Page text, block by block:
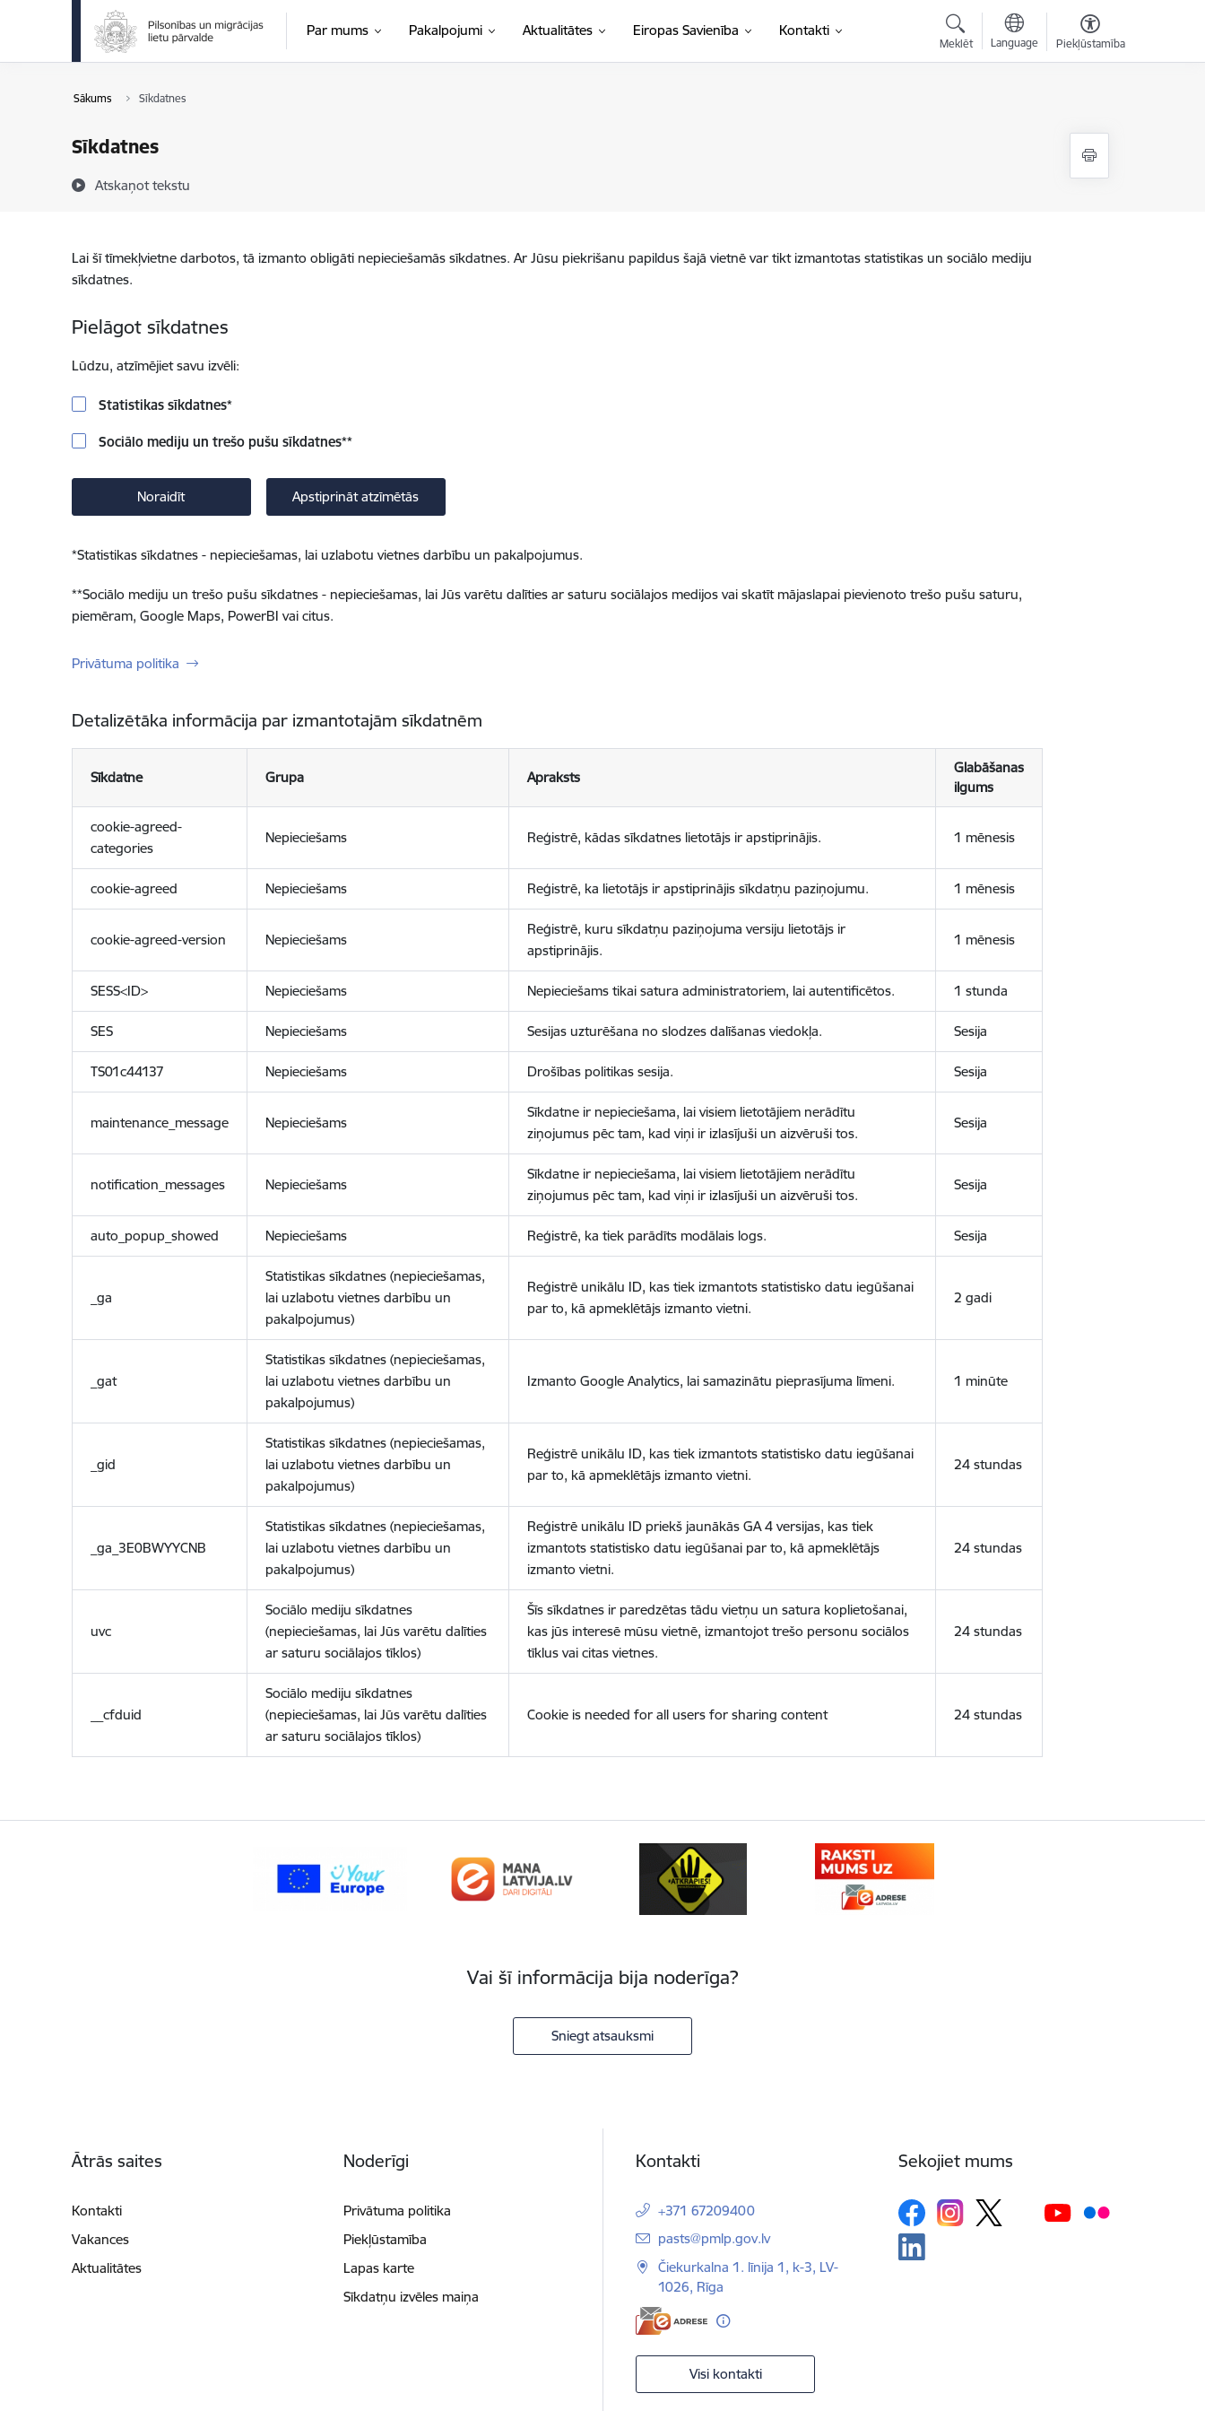
Pāriet uz lapas saturu
Par mums Pakalpojumi Aktualitātes Eiropas Savienība Kontakti
Meklēt Language Piekļūstamība
Sākums Sīkdatnes
Sīkdatnes
Atskaņot tekstu
Lai šī tīmekļvietne darbotos, tā izmanto obligāti nepieciešamās sīkdatnes. Ar Jūsu piekrišanu papildus šajā vietnē var tikt izmantotas statistikas un sociālo mediju
sīkdatnes.
Pielāgot sīkdatnes
Lūdzu, atzīmējiet savu izvēli:
Statistikas sīkdatnes*
Sociālo mediju un trešo pušu sīkdatnes**
Noraidīt Apstiprināt atzīmētās
*Statistikas sīkdatnes - nepieciešamas, lai uzlabotu vietnes darbību un pakalpojumus.
**Sociālo mediju un trešo pušu sīkdatnes - nepieciešamas, lai Jūs varētu dalīties ar saturu sociālajos medijos vai skatīt mājaslapai pievienoto trešo pušu saturu,
piemēram, Google Maps, PowerBI vai citus.
Privātuma politika
Detalizētāka informācija par izmantotajām sīkdatnēm
Sīkdatne Grupa Apraksts
Glabāšanas
ilgums
cookie-agreed-
categories
Nepieciešams Reģistrē, kādas sīkdatnes lietotājs ir apstiprinājis. 1 mēnesis
cookie-agreed Nepieciešams Reģistrē, ka lietotājs ir apstiprinājis sīkdatņu paziņojumu. 1 mēnesis
cookie-agreed-version Nepieciešams
Reģistrē, kuru sīkdatņu paziņojuma versiju lietotājs ir
apstiprinājis.
1 mēnesis
SESS<ID> Nepieciešams Nepieciešams tikai satura administratoriem, lai autentificētos. 1 stunda
SES Nepieciešams Sesijas uzturēšana no slodzes dalīšanas viedokļa. Sesija
TS01c44137 Nepieciešams Drošības politikas sesija. Sesija
maintenance_message Nepieciešams
Sīkdatne ir nepieciešama, lai visiem lietotājiem nerādītu
ziņojumus pēc tam, kad viņi ir izlasījuši un aizvēruši tos.
Sesija
notification_messages Nepieciešams
Sīkdatne ir nepieciešama, lai visiem lietotājiem nerādītu
ziņojumus pēc tam, kad viņi ir izlasījuši un aizvēruši tos.
Sesija
auto_popup_showed Nepieciešams Reģistrē, ka tiek parādīts modālais logs. Sesija
_ga
Statistikas sīkdatnes (nepieciešamas,
lai uzlabotu vietnes darbību un
pakalpojumus)
Reģistrē unikālu ID, kas tiek izmantots statistisko datu iegūšanai
par to, kā apmeklētājs izmanto vietni.
2 gadi
_gat
Statistikas sīkdatnes (nepieciešamas,
lai uzlabotu vietnes darbību un
pakalpojumus)
Izmanto Google Analytics, lai samazinātu pieprasījuma līmeni. 1 minūte
_gid
Statistikas sīkdatnes (nepieciešamas,
lai uzlabotu vietnes darbību un
pakalpojumus)
Reģistrē unikālu ID, kas tiek izmantots statistisko datu iegūšanai
par to, kā apmeklētājs izmanto vietni.
24 stundas
_ga_3E0BWYYCNB
Statistikas sīkdatnes (nepieciešamas,
lai uzlabotu vietnes darbību un
pakalpojumus)
Reģistrē unikālu ID priekš jaunākās GA 4 versijas, kas tiek
izmantots statistisko datu iegūšanai par to, kā apmeklētājs
izmanto vietni.
24 stundas
uvc
Sociālo mediju sīkdatnes
(nepieciešamas, lai Jūs varētu dalīties
ar saturu sociālajos tīklos)
Šīs sīkdatnes ir paredzētas tādu vietņu un satura koplietošanai,
kas jūs interesē mūsu vietnē, izmantojot trešo personu sociālos
tīklus vai citas vietnes.
24 stundas
__cfduid
Sociālo mediju sīkdatnes
(nepieciešamas, lai Jūs varētu dalīties
ar saturu sociālajos tīklos)
Cookie is needed for all users for sharing content 24 stundas
Vai šī informācija bija noderīga?
Sniegt atsauksmi
Ātrās saites
Kontakti
Vakances
Aktualitātes
Noderīgi
Privātuma politika
Piekļūstamība
Lapas karte
Sīkdatņu izvēles maiņa
Kontakti
+371 67209400
E-pasts:
pasts@pmlp.gov.lv
Čiekurkalna 1. līnija 1, k-3, LV-
1026, Rīga
Visi kontakti
Sekojiet mums